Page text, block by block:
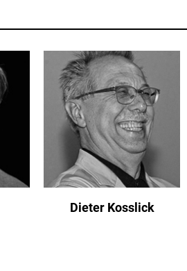
Dieter Kosslick